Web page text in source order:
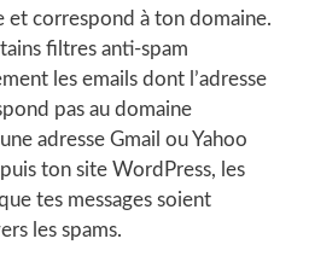
et correspond à ton domaine.
filtres anti-spam
les emails dont l’adresse
pas au domaine
adresse Gmail ou Yahoo
ton site WordPress, les
tes messages soient
les spams.